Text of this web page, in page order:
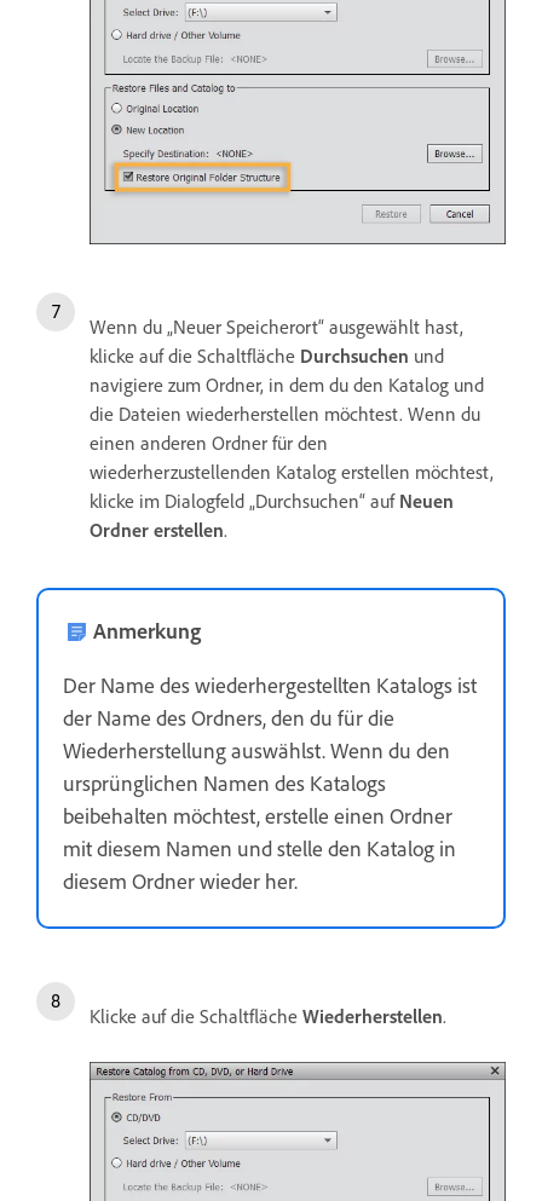
Wenn du „Neuer Speicherort“ ausgewählt hast,
klicke auf die Schaltfläche Durchsuchen und
navigiere zum Ordner, in dem du den Katalog und
die Dateien wiederherstellen möchtest. Wenn du
einen anderen Ordner für den
wiederherzustellenden Katalog erstellen möchtest,
klicke im Dialogfeld „Durchsuchen“ auf Neuen
Ordner erstellen.
Anmerkung
Der Name des wiederhergestellten Katalogs ist
der Name des Ordners, den du für die
Wiederherstellung auswählst. Wenn du den
ursprünglichen Namen des Katalogs
beibehalten möchtest, erstelle einen Ordner
mit diesem Namen und stelle den Katalog in
diesem Ordner wieder her.
Klicke auf die Schaltfläche Wiederherstellen.